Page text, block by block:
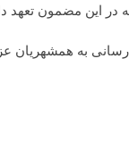
در این مضمون تعهد
به همشهریان